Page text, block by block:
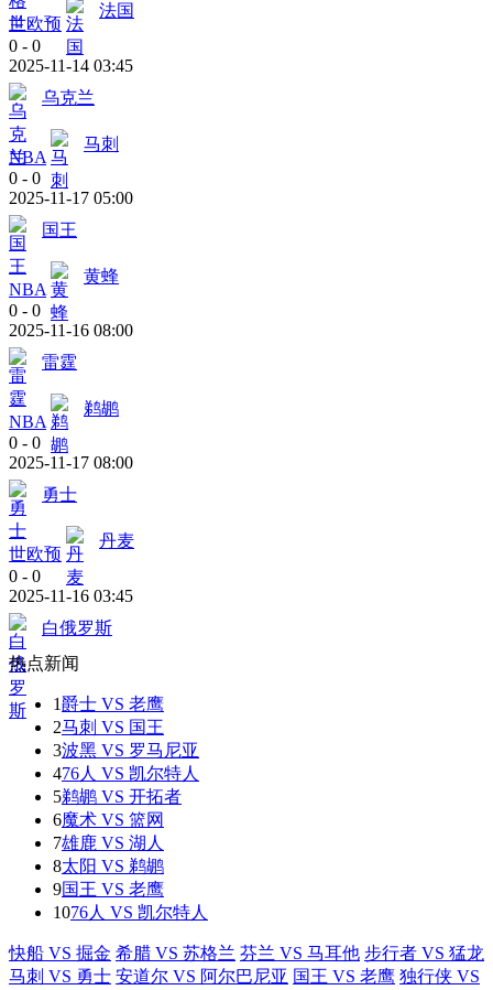
世欧预
法国
0 - 0
2025-11-14 03:45
乌克兰
NBA
马刺
0 - 0
2025-11-17 05:00
国王
NBA
黄蜂
0 - 0
2025-11-16 08:00
雷霆
NBA
鹈鹕
0 - 0
2025-11-17 08:00
勇士
世欧预
丹麦
0 - 0
2025-11-16 03:45
白俄罗斯
热点新闻
1爵士 VS 老鹰
2马刺 VS 国王
3波黑 VS 罗马尼亚
476人 VS 凯尔特人
5鹈鹕 VS 开拓者
6魔术 VS 篮网
7雄鹿 VS 湖人
8太阳 VS 鹈鹕
9国王 VS 老鹰
1076人 VS 凯尔特人
快船 VS 掘金 希腊 VS 苏格兰 芬兰 VS 马耳他 步行者 VS 猛龙
马刺 VS 勇士 安道尔 VS 阿尔巴尼亚 国王 VS 老鹰 独行侠 VS